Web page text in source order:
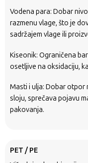
Vodena para: Dobar
razmenu vlage, što je
sadržajem vlage ili
Kiseonik: Ograničena
osetljive na oksidaciju,
Masti i ulja: Dobar otpor
sloju, sprečava pojavu
pakovanja.
PET / PE